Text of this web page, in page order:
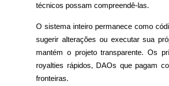
Guia para iniciantes em futuros
técnicos possam compreendê-las.
O sistema inteiro permanece como
sugerir alterações ou executar sua
mantém o projeto transparente. Os
royalties rápidos, DAOs que pagam
fronteiras.